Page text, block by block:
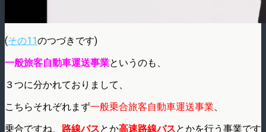
(その11のつづきです)
一般旅客自動車運送事業というのも、
３つに分かれておりまして、
こちらそれぞれまず一般乗合旅客自動車運送事業、
乗合ですね、 路線バスとか高速路線バスとかを行う事業です